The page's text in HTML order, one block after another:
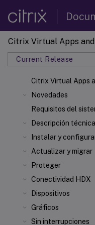
Citrix Virtual Apps
Current Release
Citrix Virtual Apps
Novedades
Requisitos del
Descripción técnica
Instalar y
Actualizar y migrar
Proteger
Conectividad HDX
Dispositivos
Gráficos
Sin interrupciones